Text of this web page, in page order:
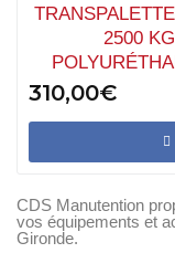
2500
310,00€
CDS Manutention
vos équipements et
Gironde.